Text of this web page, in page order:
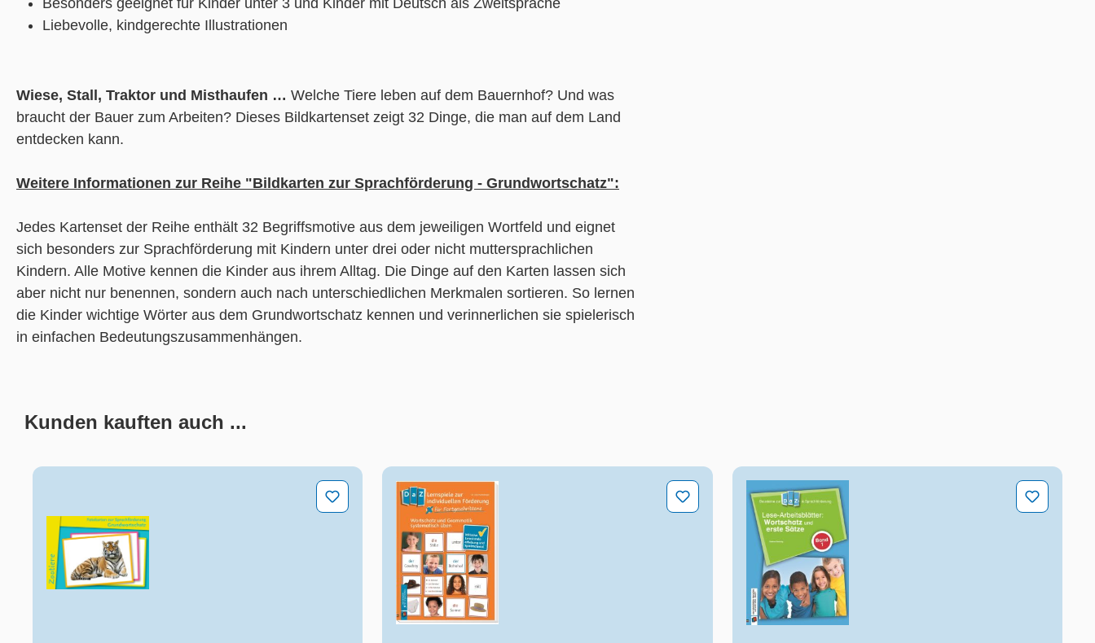
Besonders geeignet für Kinder unter 3 und Kinder mit Deutsch als Zweitsprache
Liebevolle, kindgerechte Illustrationen
Wiese, Stall, Traktor und Misthaufen … Welche Tiere leben auf dem Bauernhof? Und was
braucht der Bauer zum Arbeiten? Dieses Bildkartenset zeigt 32 Dinge, die man auf dem Land
entdecken kann.
Weitere Informationen zur Reihe "Bildkarten zur Sprachförderung - Grundwortschatz":
Jedes Kartenset der Reihe enthält 32 Begriffsmotive aus dem jeweiligen Wortfeld und eignet
sich besonders zur Sprachförderung mit Kindern unter drei oder nicht muttersprachlichen
Kindern. Alle Motive kennen die Kinder aus ihrem Alltag. Die Dinge auf den Karten lassen sich
aber nicht nur benennen, sondern auch nach unterschiedlichen Merkmalen sortieren. So lernen
die Kinder wichtige Wörter aus dem Grundwortschatz kennen und verinnerlichen sie spielerisch
in einfachen Bedeutungszusammenhängen.
Kunden kauften auch ...
DaZ-Lernspiele zur individuellen Förderung - für FortgeschritteneLese-Arbeitsblätter: Wortschatz und erste Sätze -